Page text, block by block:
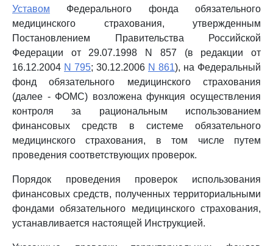
Уставом Федерального фонда обязательного
медицинского страхования, утвержденным
Постановлением Правительства Российской
Федерации от 29.07.1998 N 857 (в редакции от
16.12.2004 N 795; 30.12.2006 N 861), на Федеральный
фонд обязательного медицинского страхования
(далее - ФОМС) возложена функция осуществления
контроля за рациональным использованием
финансовых средств в системе обязательного
медицинского страхования, в том числе путем
проведения соответствующих проверок.
Порядок проведения проверок использования
финансовых средств, полученных территориальными
фондами обязательного медицинского страхования,
устанавливается настоящей Инструкцией.